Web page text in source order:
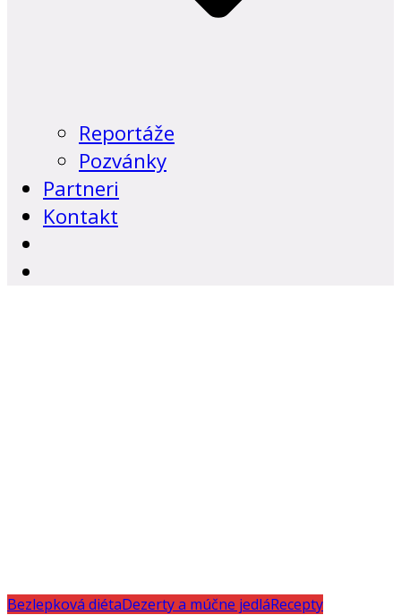
Reportáže
Pozvánky
Partneri
Kontakt
Bezlepková diétaDezerty a múčne jedláRecepty